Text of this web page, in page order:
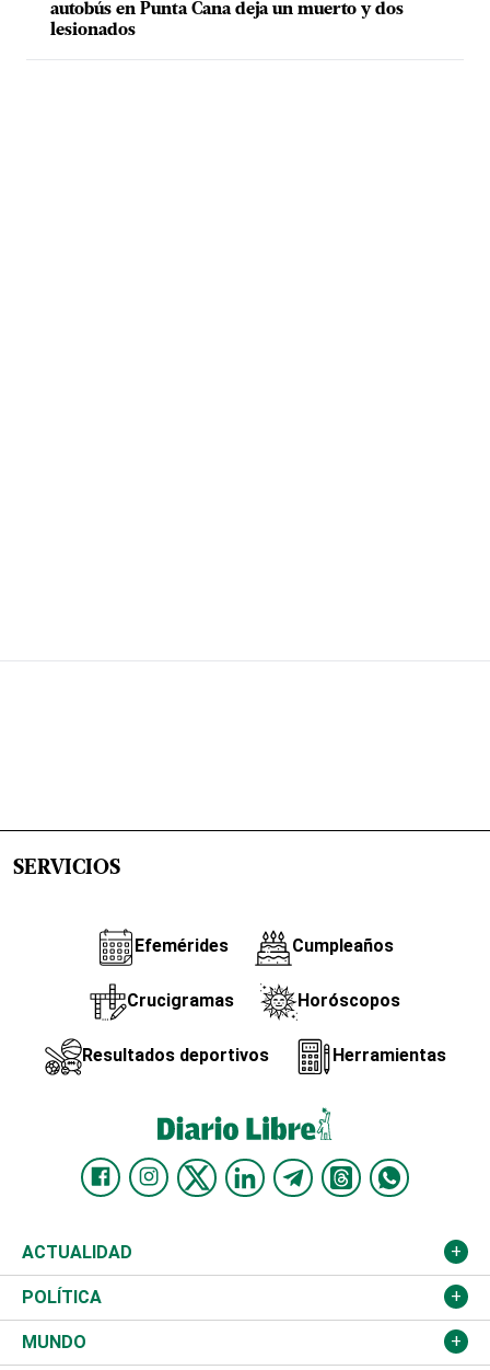
autobús en Punta Cana deja un muerto y dos
lesionados
SERVICIOS
Efemérides Cumpleaños
Crucigramas Horóscopos
Resultados deportivos Herramientas
ACTUALIDAD
Nacional
Ciudad
POLÍTICA
Partidos
MUNDO